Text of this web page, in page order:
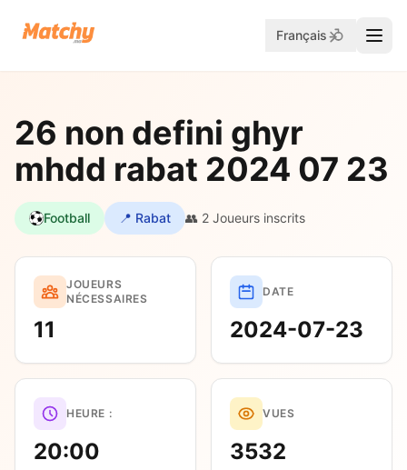
Français
26 non defini ghyr
mhdd rabat 2024 07 23
Football 📍 Rabat 👥 2 Joueurs inscrits
JOUEURS
NÉCESSAIRES
11
DATE
2024-07-23
HEURE :
20:00
VUES
3532